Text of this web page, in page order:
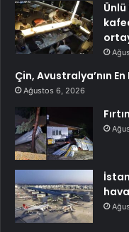
Ünlü
Çin, Avustralya’nın
Ağustos 6, 2026